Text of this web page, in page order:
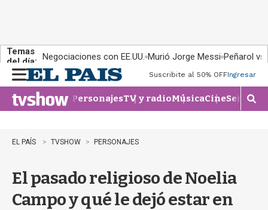
Temas
del día: Negociaciones con EE.UU. Murió Jorge Messi Peñarol
n
u
Suscribite al 50% OFFIngresar
PersonajesTV y radioMúsicaCineSeries
M
o
EL PAÍS TVSHOW PERSONAJES
El pasado religioso de Noelia
Campo y qué le dejó estar en